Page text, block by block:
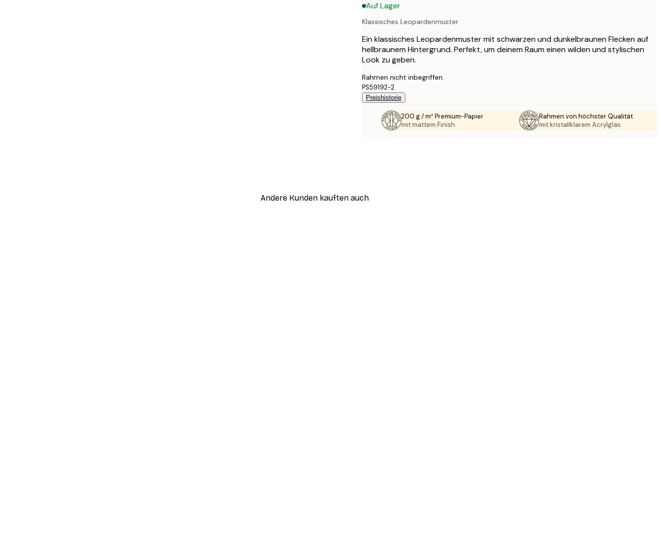
Auf Lager
Klassisches Leopardenmuster
Ein klassisches Leopardenmuster mit schwarzen und dunkelbraunen Flecken auf
hellbraunem Hintergrund. Perfekt, um deinem Raum einen wilden und stylischen
Look zu geben.
Rahmen nicht inbegriffen.
PS59192-2
Preishistorie
200 g / m² Premium-Papier
mit mattem Finish.
Rahmen von höchster Qualität
mit kristallklarem Acrylglas.
Andere Kunden kauften auch